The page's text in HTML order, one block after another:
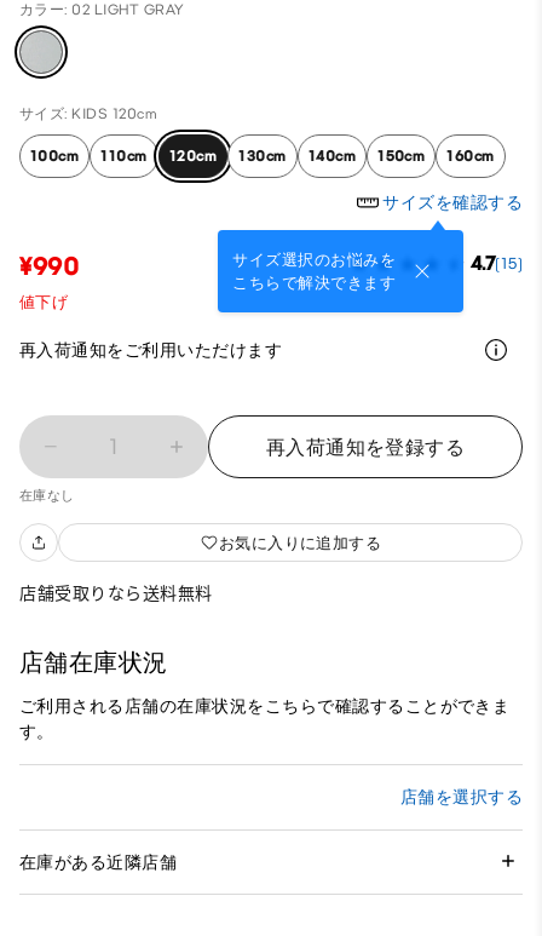
カラー: 02 LIGHT GRAY
サイズ: KIDS 120cm
100cm 110cm 120cm 130cm 140cm 150cm 160cm
サイズを確認する
サイズ選択のお悩みを
こちらで解決できます
¥990 4.7(15)
値下げ
再入荷通知をご利用いただけます
1 再入荷通知を登録する
在庫なし
お気に入りに追加する
店舗受取りなら送料無料
店舗在庫状況
ご利用される店舗の在庫状況をこちらで確認することができま
す。
店舗を選択する
在庫がある近隣店舗